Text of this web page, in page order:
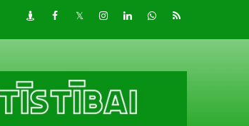
DraugiemFacebook
TwitterInstagram
LinkedInwhatsapp
RSS